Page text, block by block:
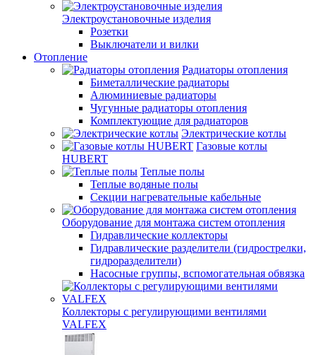
Электроустановочные изделия
Розетки
Выключатели и вилки
Отопление
Радиаторы отопления
Биметаллические радиаторы
Алюминиевые радиаторы
Чугунные радиаторы отопления
Комплектующие для радиаторов
Электрические котлы
Газовые котлы
HUBERT
Теплые полы
Теплые водяные полы
Секции нагревательные кабельные
Оборудование для монтажа систем отопления
Гидравлические коллекторы
Гидравлические разделители (гидрострелки,
гидроразделители)
Насосные группы, вспомогательная обвязка
Коллекторы с регулирующими вентилями
VALFEX